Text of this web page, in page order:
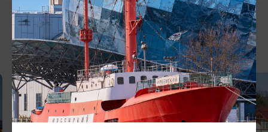
ВОЗМОЖНО ВАС ЗАИНТЕРЕСУЕТ
Отель «Европа»